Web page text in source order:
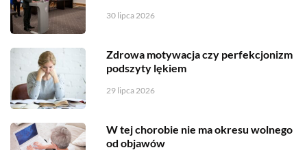
30 lipca 2026
Zdrowa motywacja czy perfekcjonizm
podszyty lękiem
29 lipca 2026
W tej chorobie nie ma okresu wolnego
od objawów